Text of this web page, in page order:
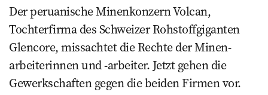
Der peruanische Minenkonzern Volcan,
Tochterfirma des Schweizer Rohstoff­giganten
Glencore, missachtet die Rechte der Minen­
arbeiterinnen und -arbeiter. Jetzt gehen die
Gewerkschaften gegen die beiden Firmen vor.